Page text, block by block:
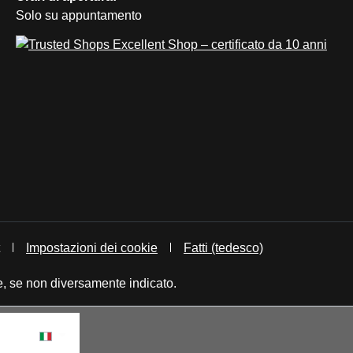
Solo su appuntamento
Impostazioni dei cookie Fatti (tedesco)
se non diversamente indicato.